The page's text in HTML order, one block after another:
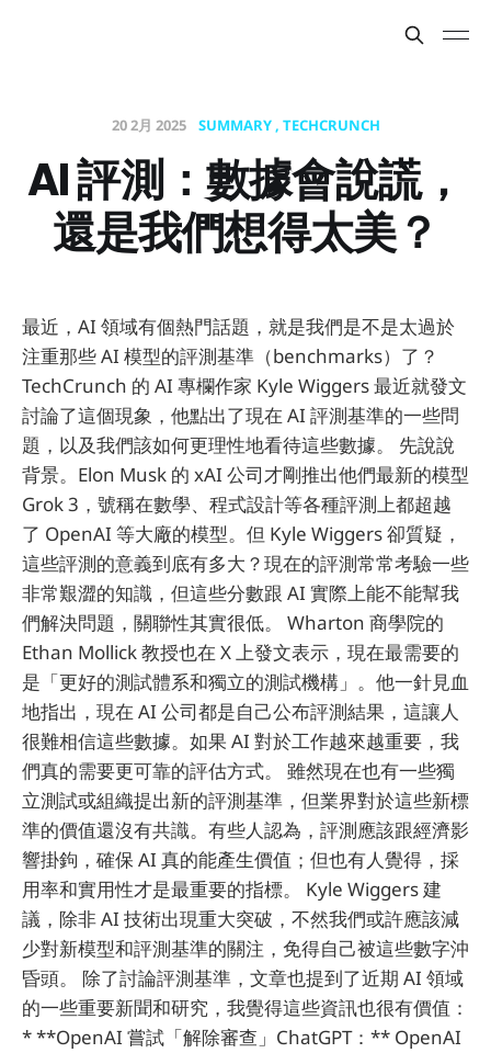
20 2月 2025 SUMMARY TECHCRUNCH
AI 評測：數據會說謊，
還是我們想得太美？
最近，AI 領域有個熱門話題，就是我們是不是太過於
注重那些 AI 模型的評測基準（benchmarks）了？
TechCrunch 的 AI 專欄作家 Kyle Wiggers 最近就發文
討論了這個現象，他點出了現在 AI 評測基準的一些問
題，以及我們該如何更理性地看待這些數據。 先說說
背景。Elon Musk 的 xAI 公司才剛推出他們最新的模型
Grok 3，號稱在數學、程式設計等各種評測上都超越
了 OpenAI 等大廠的模型。但 Kyle Wiggers 卻質疑，
這些評測的意義到底有多大？現在的評測常常考驗一些
非常艱澀的知識，但這些分數跟 AI 實際上能不能幫我
們解決問題，關聯性其實很低。 Wharton 商學院的
Ethan Mollick 教授也在 X 上發文表示，現在最需要的
是「更好的測試體系和獨立的測試機構」。他一針見血
地指出，現在 AI 公司都是自己公布評測結果，這讓人
很難相信這些數據。如果 AI 對於工作越來越重要，我
們真的需要更可靠的評估方式。 雖然現在也有一些獨
立測試或組織提出新的評測基準，但業界對於這些新標
準的價值還沒有共識。有些人認為，評測應該跟經濟影
響掛鉤，確保 AI 真的能產生價值；但也有人覺得，採
用率和實用性才是最重要的指標。 Kyle Wiggers 建
議，除非 AI 技術出現重大突破，不然我們或許應該減
少對新模型和評測基準的關注，免得自己被這些數字沖
昏頭。 除了討論評測基準，文章也提到了近期 AI 領域
的一些重要新聞和研究，我覺得這些資訊也很有價值：
* **OpenAI 嘗試「解除審查」ChatGPT：** OpenAI